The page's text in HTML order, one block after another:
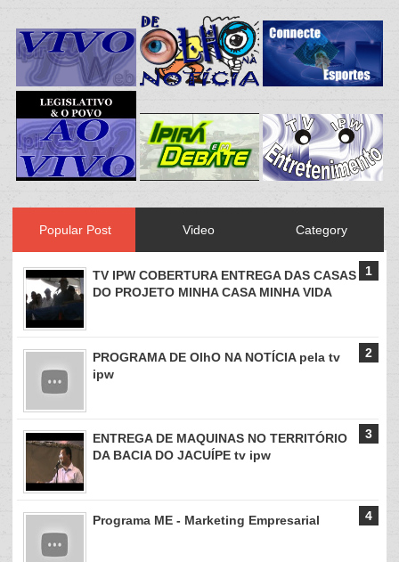
Popular Post Video Category
TV IPW COBERTURA ENTREGA DAS CASAS
DO PROJETO MINHA CASA MINHA VIDA
PROGRAMA DE OlhO NA NOTÍCIA pela tv
ipw
ENTREGA DE MAQUINAS NO TERRITÓRIO
DA BACIA DO JACUÍPE tv ipw
Programa ME - Marketing Empresarial